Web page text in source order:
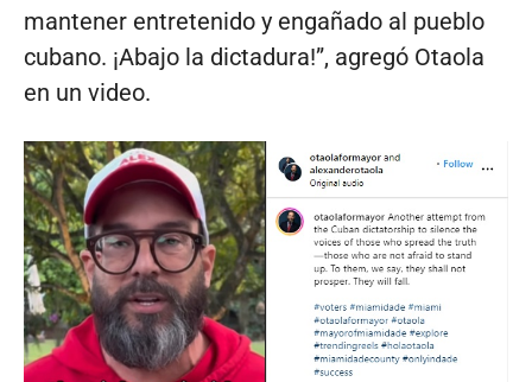
mantener entretenido y engañado al pueblo
cubano. ¡Abajo la dictadura!”, agregó Otaola
en un video.